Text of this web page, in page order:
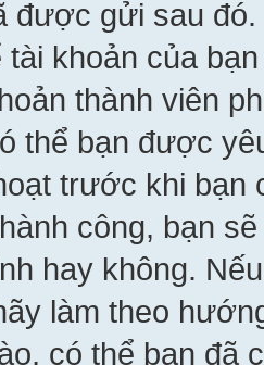
được gửi sau
tài khoản của
thành viên
thể bạn được
trước khi bạn
công, bạn
hay không.
làm theo
có thể bạn đã